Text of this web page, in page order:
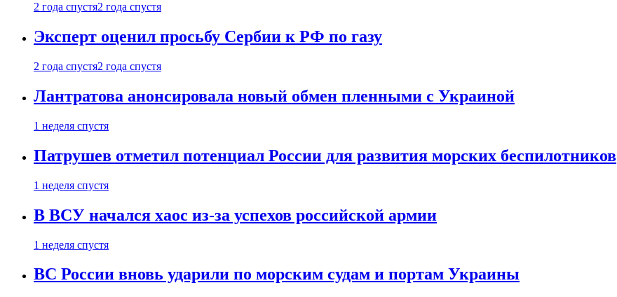
2 года спустя2 года спустя
Эксперт оценил просьбу Сербии к РФ по газу
2 года спустя2 года спустя
Лантратова анонсировала новый обмен пленными с Украиной
1 неделя спустя
Патрушев отметил потенциал России для развития морских беспилотников
1 неделя спустя
В ВСУ начался хаос из-за успехов российской армии
1 неделя спустя
ВС России вновь ударили по морским судам и портам Украины